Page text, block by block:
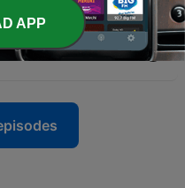
Karoor
APP